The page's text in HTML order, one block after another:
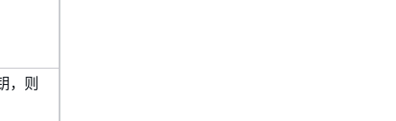
，则